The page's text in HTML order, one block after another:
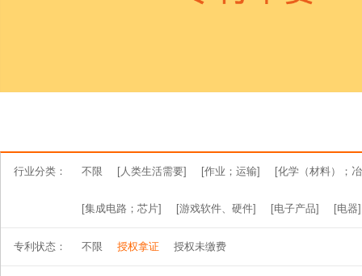
行业分类： 不限 [人类生活需要] [作业；运输] [化学（材料）；
[集成电路；芯片] [游戏软件、硬件] [电子产品] [电器]
专利状态： 不限 授权拿证 授权未缴费